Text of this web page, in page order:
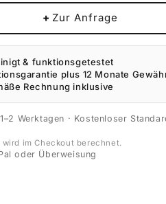
+ Zur Anfrage
& funktionsgetestet
plus 12 Monate
Rechnung inklusive
Werktagen · Kostenloser
wird im Checkout berechnet.
oder Überweisung